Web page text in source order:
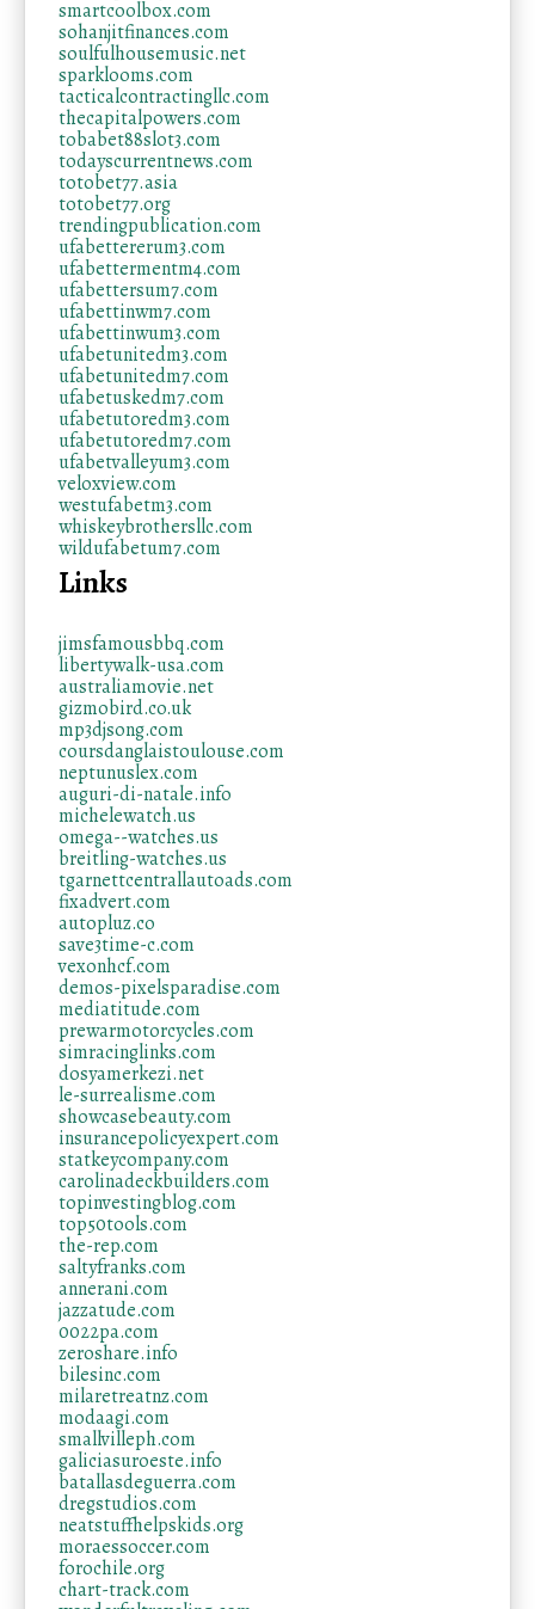
smartcoolbox.com
sohanjitfinances.com
soulfulhousemusic.net
sparklooms.com
tacticalcontractingllc.com
thecapitalpowers.com
tobabet88slot3.com
todayscurrentnews.com
totobet77.asia
totobet77.org
trendingpublication.com
ufabettererum3.com
ufabettermentm4.com
ufabettersum7.com
ufabettinwm7.com
ufabettinwum3.com
ufabetunitedm3.com
ufabetunitedm7.com
ufabetuskedm7.com
ufabetutoredm3.com
ufabetutoredm7.com
ufabetvalleyum3.com
veloxview.com
westufabetm3.com
whiskeybrothersllc.com
wildufabetum7.com
Links
jimsfamousbbq.com
libertywalk-usa.com
australiamovie.net
gizmobird.co.uk
mp3djsong.com
coursdanglaistoulouse.com
neptunuslex.com
auguri-di-natale.info
michelewatch.us
omega--watches.us
breitling-watches.us
tgarnettcentrallautoads.com
fixadvert.com
autopluz.co
save3time-c.com
vexonhcf.com
demos-pixelsparadise.com
mediatitude.com
prewarmotorcycles.com
simracinglinks.com
dosyamerkezi.net
le-surrealisme.com
showcasebeauty.com
insurancepolicyexpert.com
statkeycompany.com
carolinadeckbuilders.com
topinvestingblog.com
top50tools.com
the-rep.com
saltyfranks.com
annerani.com
jazzatude.com
0022pa.com
zeroshare.info
bilesinc.com
milaretreatnz.com
modaagi.com
smallvilleph.com
galiciasuroeste.info
batallasdeguerra.com
dregstudios.com
neatstuffhelpskids.org
moraessoccer.com
forochile.org
chart-track.com